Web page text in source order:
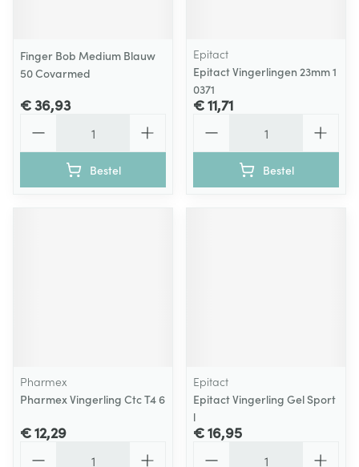
Finger Bob Medium Blauw
50 Covarmed
€ 36,93
Bestel
Epitact
Epitact Vingerlingen 23mm 1
0371
€ 11,71
Bestel
Pharmex
Pharmex Vingerling Ctc T4 6
€ 12,29
Epitact
Epitact Vingerling Gel Sport
l
€ 16,95